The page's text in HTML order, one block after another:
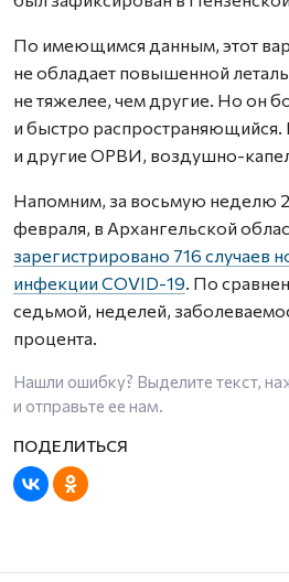
По имеющимся данным, этот
не обладает повышенной
не тяжелее, чем другие. Но он
и быстро распространяющийся.
и другие ОРВИ, воздушно-
Напомним, за восьмую неделю
февраля, в Архангельской
зарегистрировано 716 случаев
инфекции COVID-19. По
седьмой, неделей,
процента.
Нашли ошибку? Выделите текст,
и отправьте ее нам.